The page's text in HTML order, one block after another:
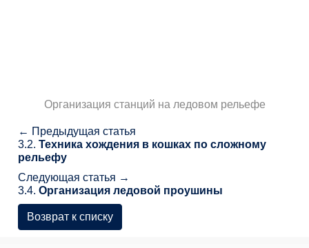
Организация станций на ледовом рельефе
← Предыдущая статья
3.2. Техника хождения в кошках по сложному
рельефу
Следующая статья →
3.4. Организация ледовой проушины
Возврат к списку